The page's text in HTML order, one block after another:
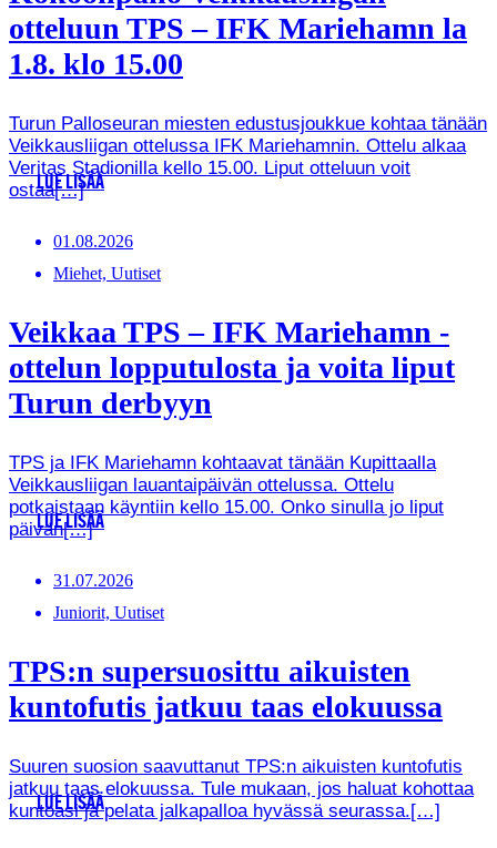
otteluun TPS – IFK Mariehamn la
1.8. klo 15.00
Turun Palloseuran miesten edustusjoukkue kohtaa tänään
Veikkausliigan ottelussa IFK Mariehamnin. Ottelu alkaa
Veritas Stadionilla kello 15.00. Liput otteluun voit
ostaa[…]
LUE LISÄÄ
01.08.2026
Miehet, Uutiset
Veikkaa TPS – IFK Mariehamn -
ottelun lopputulosta ja voita liput
Turun derbyyn
TPS ja IFK Mariehamn kohtaavat tänään Kupittaalla
Veikkausliigan lauantaipäivän ottelussa. Ottelu
potkaistaan käyntiin kello 15.00. Onko sinulla jo liput
päivän[…]
LUE LISÄÄ
31.07.2026
Juniorit, Uutiset
TPS:n supersuosittu aikuisten
kuntofutis jatkuu taas elokuussa
Suuren suosion saavuttanut TPS:n aikuisten kuntofutis
jatkuu taas elokuussa. Tule mukaan, jos haluat kohottaa
kuntoasi ja pelata jalkapalloa hyvässä seurassa.[…]
LUE LISÄÄ